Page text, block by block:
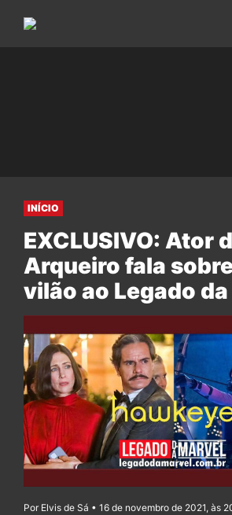
INÍCIO
EXCLUSIVO: Ator
Arqueiro fala
vilão ao Legado
Por Elvis de Sá • 16 de novembro de 2021, às